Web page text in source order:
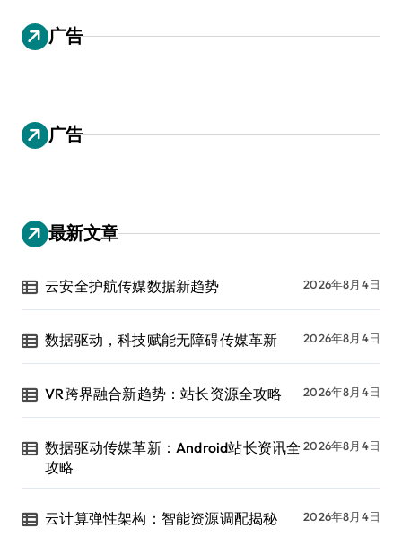
广告
广告
最新文章
云安全护航传媒数据新趋势 2026年8月4日
数据驱动，科技赋能无障碍传媒革新 2026年8月4日
VR跨界融合新趋势：站长资源全攻略 2026年8月4日
数据驱动传媒革新：Android站长资讯全
攻略
2026年8月4日
云计算弹性架构：智能资源调配揭秘 2026年8月4日